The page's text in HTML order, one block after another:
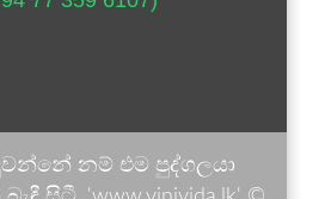
නම් එම පුද්ගලයා